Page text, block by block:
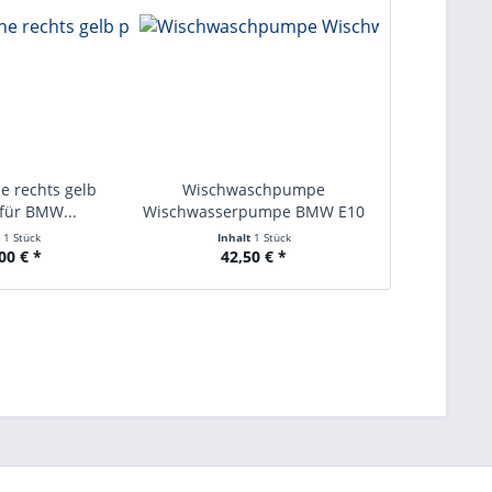
rechts gelb
BMW...
1 Stück
€ *
Wischwaschpumpe
Wischwasserpumpe BMW E10
/02...
Inhalt 1 Stück
42,50 € *